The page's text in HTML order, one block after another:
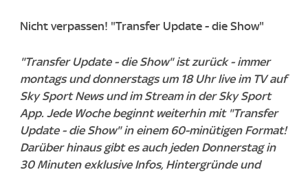
Nicht verpassen! "Transfer Update - die Show"
"Transfer Update - die Show" ist zurück - immer
montags und donnerstags um 18 Uhr live im TV auf
Sky Sport News und im Stream in der Sky Sport
App. Jede Woche beginnt weiterhin mit "Transfer
Update - die Show" in einem 60-minütigen Format!
Darüber hinaus gibt es auch jeden Donnerstag in
30 Minuten exklusive Infos, Hintergründe und